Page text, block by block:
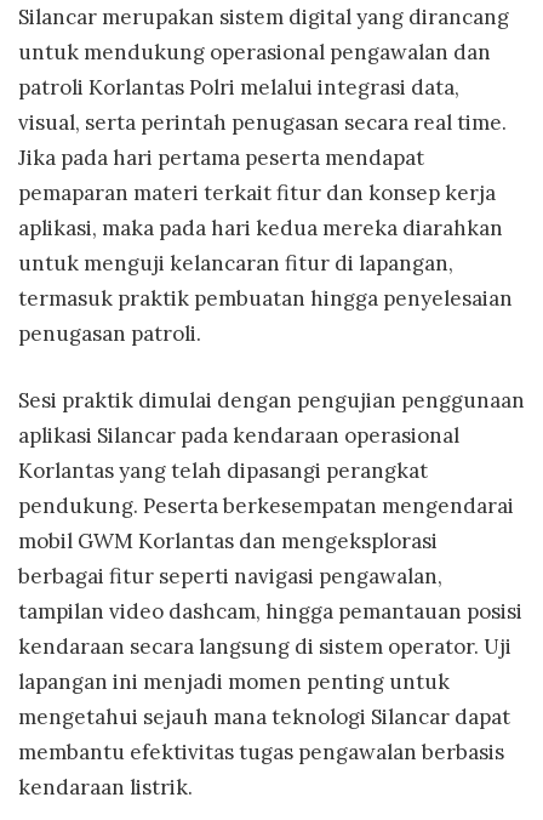
Silancar merupakan sistem digital yang dirancang
untuk mendukung operasional pengawalan dan
patroli Korlantas Polri melalui integrasi data,
visual, serta perintah penugasan secara real time.
Jika pada hari pertama peserta mendapat
pemaparan materi terkait fitur dan konsep kerja
aplikasi, maka pada hari kedua mereka diarahkan
untuk menguji kelancaran fitur di lapangan,
termasuk praktik pembuatan hingga penyelesaian
penugasan patroli.
Sesi praktik dimulai dengan pengujian penggunaan
aplikasi Silancar pada kendaraan operasional
Korlantas yang telah dipasangi perangkat
pendukung. Peserta berkesempatan mengendarai
mobil GWM Korlantas dan mengeksplorasi
berbagai fitur seperti navigasi pengawalan,
tampilan video dashcam, hingga pemantauan posisi
kendaraan secara langsung di sistem operator. Uji
lapangan ini menjadi momen penting untuk
mengetahui sejauh mana teknologi Silancar dapat
membantu efektivitas tugas pengawalan berbasis
kendaraan listrik.